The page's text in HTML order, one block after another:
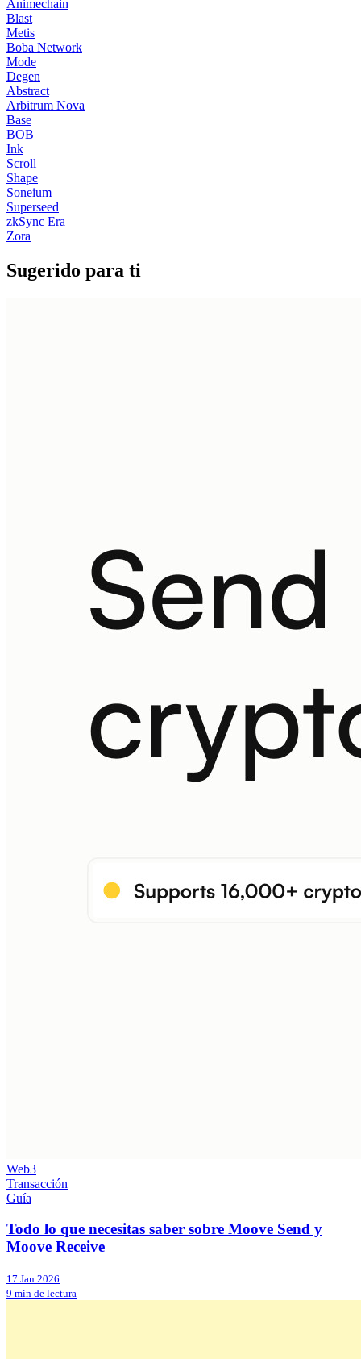
Animechain
Blast
Metis
Boba Network
Mode
Degen
Abstract
Arbitrum Nova
Base
BOB
Ink
Scroll
Shape
Soneium
Superseed
zkSync Era
Zora
Sugerido para ti
Web3
Transacción
Guía
Todo lo que necesitas saber sobre Moove Send y
Moove Receive
17 Jan 2026
9 min de lectura